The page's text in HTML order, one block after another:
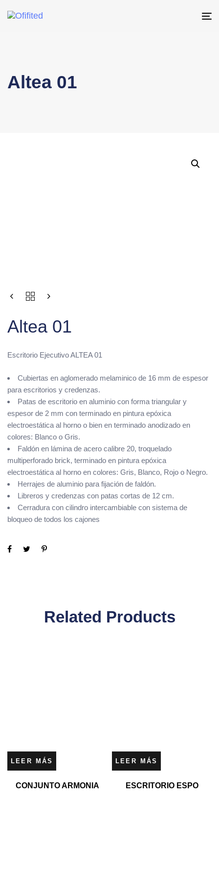
Altea 01
Altea 01
Escritorio Ejecutivo ALTEA 01
Cubiertas en aglomerado melaminico de 16 mm de espesor
para escritorios y credenzas.
Patas de escritorio en aluminio con forma triangular y
espesor de 2 mm con terminado en pintura epóxica
electroestática al horno o bien en terminado anodizado en
colores: Blanco o Gris.
Faldón en lámina de acero calibre 20, troquelado
multiperforado brick, terminado en pintura epóxica
electroestática al horno en colores: Gris, Blanco, Rojo o Negro.
Herrajes de aluminio para fijación de faldón.
Libreros y credenzas con patas cortas de 12 cm.
Cerradura con cilindro intercambiable con sistema de
bloqueo de todos los cajones
Related Products
LEER MÁS
CONJUNTO ARMONIA
LEER MÁS
ESCRITORIO ESPO